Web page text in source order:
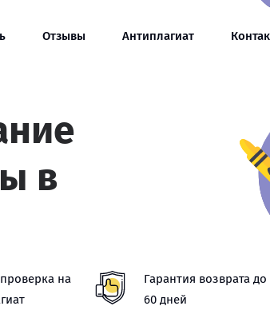
Отзывы Антиплагиат
в
на
Гарантия возврата до
60 дней